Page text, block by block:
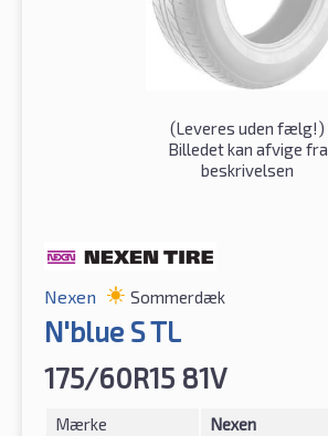
(Leveres uden fælg!)
Billedet kan afvige fra
beskrivelsen
Nexen Sommerdæk
N'blue S TL
175/60R15 81V
Mærke
Nexen